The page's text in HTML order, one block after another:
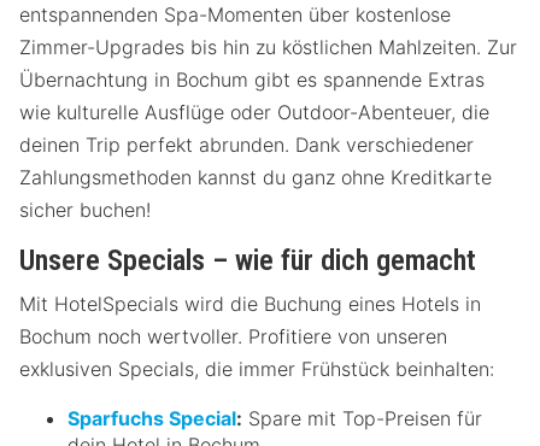
entspannenden Spa-Momenten über kostenlose
Zimmer-Upgrades bis hin zu köstlichen Mahlzeiten. Zur
Übernachtung in Bochum gibt es spannende Extras
wie kulturelle Ausflüge oder Outdoor-Abenteuer, die
deinen Trip perfekt abrunden. Dank verschiedener
Zahlungsmethoden kannst du ganz ohne Kreditkarte
sicher buchen!
Unsere Specials – wie für dich gemacht
Mit HotelSpecials wird die Buchung eines Hotels in
Bochum noch wertvoller. Profitiere von unseren
exklusiven Specials, die immer Frühstück beinhalten:
Sparfuchs Special: Spare mit Top-Preisen für